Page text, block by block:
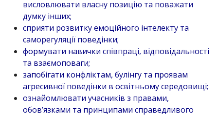
висловлювати власну позицію та поважати
думку інших;
сприяти розвитку емоційного інтелекту та
саморегуляції поведінки;
формувати навички співпраці, відповідальності
та взаємоповаги;
запобігати конфліктам, булінгу та проявам
агресивної поведінки в освітньому середовищі;
ознайомлювати учасників з правами,
обов’язками та принципами справедливого